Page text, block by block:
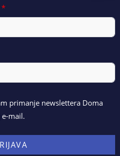
primanje newslettera Doma
e-mail.